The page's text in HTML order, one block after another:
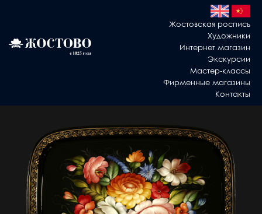
Жостовская роспись
Художники
Интернет магазин
Экскурсии
Мастер-классы
Фирменные магазины
Контакты